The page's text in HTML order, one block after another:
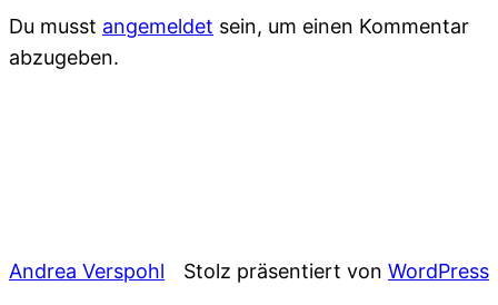
Du musst angemeldet sein, um einen Kommentar
abzugeben.
Andrea Verspohl Stolz präsentiert von WordPress